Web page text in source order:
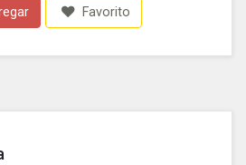
Favorito